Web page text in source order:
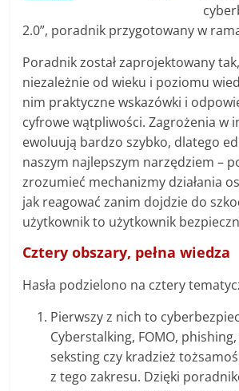
2.0”, poradnik przygotowany w
Poradnik został zaprojektowany
niezależnie od wieku i poziomu
nim praktyczne wskazówki i
cyfrowe wątpliwości. Zagrożenia w
ewoluują bardzo szybko, dlatego
naszym najlepszym narzędziem –
zrozumieć mechanizmy działania
jak reagować zanim dojdzie do
użytkownik to użytkownik
Cztery obszary, pełna wiedza
Hasła podzielono na cztery
Pierwszy z nich to
Cyberstalking, FOMO,
seksting czy kradzież
z tego zakresu. Dzięki